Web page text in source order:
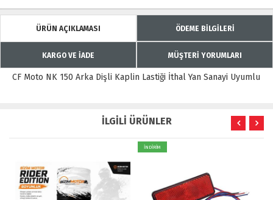
ÜRÜN AÇIKLAMASI ÖDEME BİLGİLERİ
KARGO VE İADE MÜŞTERİ YORUMLARI
CF Moto NK 150 Arka Dişli Kaplin Lastiği İthal Yan Sanayi Uyumlu
İLGİLİ ÜRÜNLER
İNDİRİM